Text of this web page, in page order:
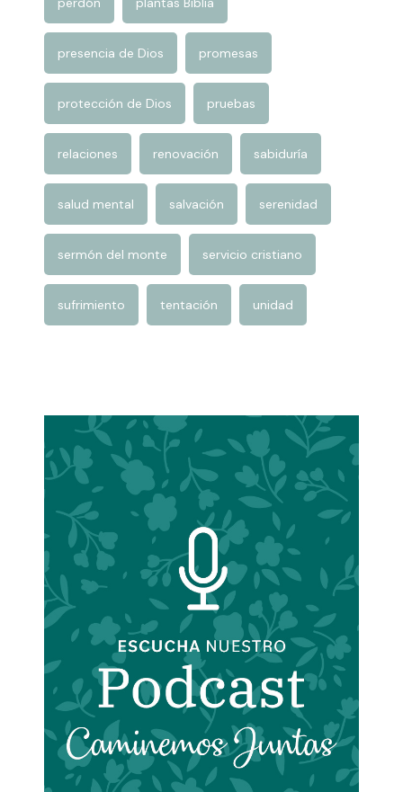
presencia de Dios promesas
protección de Dios pruebas
relaciones renovación sabiduría
salud mental salvación serenidad
sermón del monte servicio cristiano
sufrimiento tentación unidad